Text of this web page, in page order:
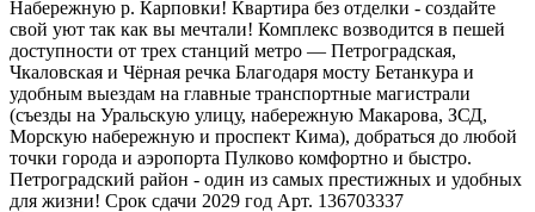
Набережную р. Карповки! Квартира без отделки - создайте
свой уют так как вы мечтали! Комплекс возводится в пешей
доступности от трех станций метро — Петроградская,
Чкаловская и Чёрная речка Благодаря мосту Бетанкура и
удобным выездам на главные транспортные магистрали
(съезды на Уральскую улицу, набережную Макарова, ЗСД,
Морскую набережную и проспект Кима), добраться до любой
точки города и аэропорта Пулково комфортно и быстро.
Петроградский район - один из самых престижных и удобных
для жизни! Срок сдачи 2029 год Арт. 136703337